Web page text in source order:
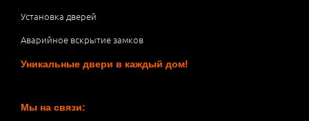
Установка дверей
Аварийное вскрытие замков
Уникальные двери в каждый дом!
Мы на связи: